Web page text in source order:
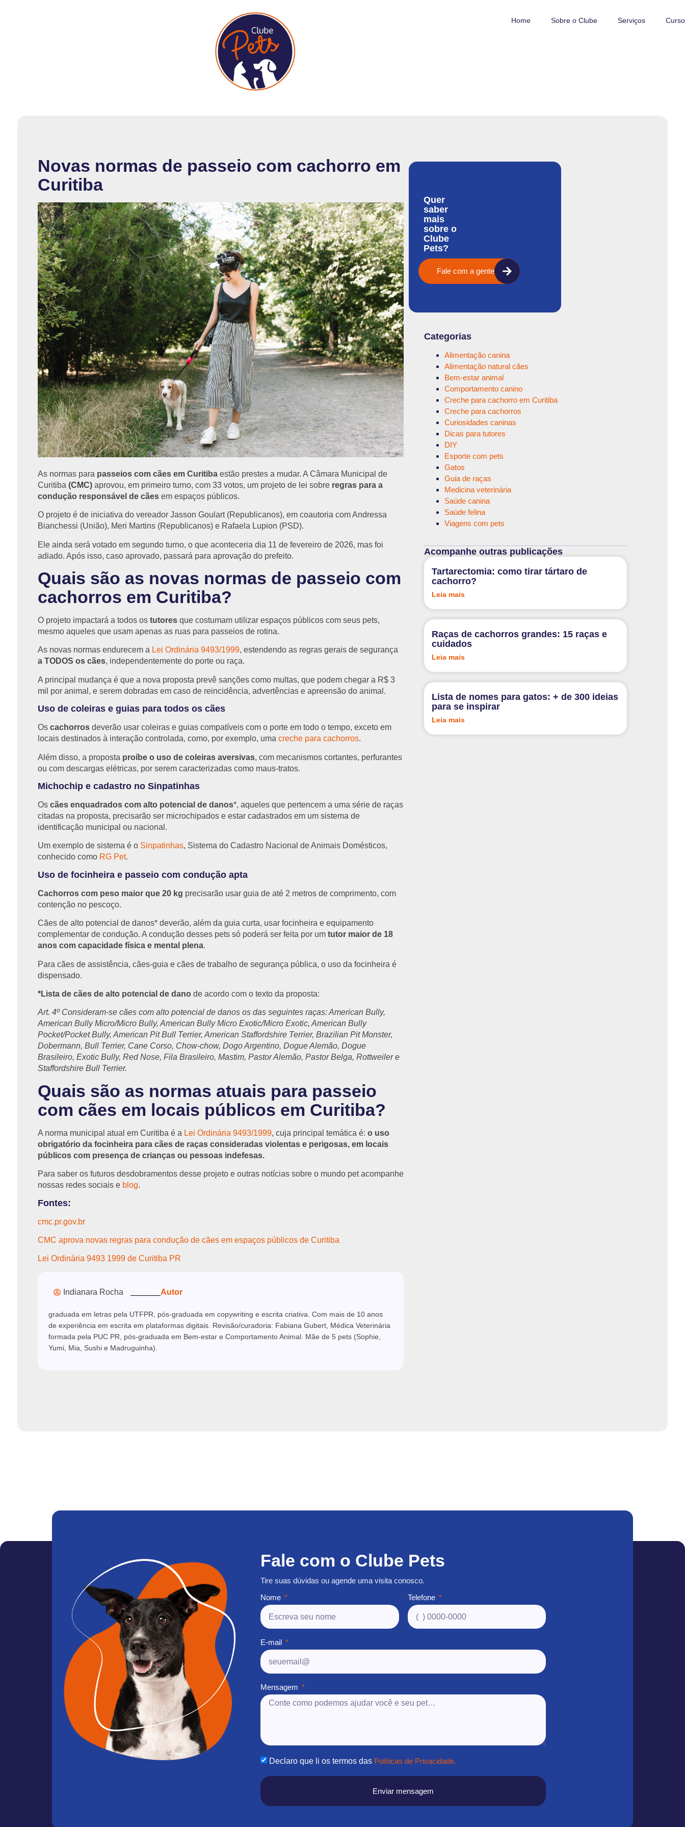
Home Sobre o Clube Serviços
Novas normas de passeio com cachorro em
Curitiba
As normas para passeios com cães em Curitibaestão prestes a mudar. A Câmara Municipal de
Curitiba (CMC)aprovou, em primeiro turno, com 33 votos, um projeto de lei sobre regras para a
condução responsável de cãesem espaços públicos.
O projeto é de iniciativa do vereador Jasson Goulart (Republicanos), em coautoria com Andressa
Bianchessi (União), Meri Martins (Republicanos) e Rafaela Lupion (PSD).
Ele ainda será votado em segundo turno, o que aconteceria dia 11 de fevereiro de 2026, mas foi
adiado. Após isso, caso aprovado, passará para aprovação do prefeito.
Quais são as novas normas de passeio com
cachorros em Curitiba?
O projeto impactará a todos ostutoresque costumam utilizar espaços públicos com seus pets,
mesmo aqueles que usam apenas as ruas para passeios de rotina.
As novas normas endurecem a Lei Ordinária 9493/1999, estendendo as regras gerais de segurança
a TODOS os cães, independentemente do porte ou raça.
A principal mudança é que a nova proposta prevê sanções como multas, que podem chegar a R$ 3
mil por animal, e serem dobradas em caso de reincidência, advertências e apreensão do animal.
Uso de coleiras e guias para todos os cães
Os cachorrosdeverão usar coleiras e guias compatíveis com o porte em todo o tempo, exceto em
locais destinados à interação controlada, como, por exemplo, uma creche para cachorros.
Além disso, a proposta proíbe o uso de coleiras aversivas, com mecanismos cortantes, perfurantes
ou com descargas elétricas, por serem caracterizadas como maus-tratos.
Michochip e cadastro no Sinpatinhas
Os cães enquadrados com alto potencial de danos*, aqueles que pertencem a uma série de raças
citadas na proposta, precisarão ser microchipados e estar cadastrados em um sistema de
identificação municipal ou nacional.
Um exemplo de sistema é o Sinpatinhas, Sistema do Cadastro Nacional de Animais Domésticos,
conhecido como RG Pet.
Uso de focinheira e passeio com condução apta
Cachorros com peso maior que 20 kg precisarão usar guia de até 2 metros de comprimento, com
contenção no pescoço.
Cães de alto potencial de danos* deverão, além da guia curta, usar focinheira e equipamento
complementar de condução. A condução desses pets só poderá ser feita por um tutor maior de 18
anos com capacidade física e mental plena.
Para cães de assistência, cães-guia e cães de trabalho de segurança pública, o uso da focinheira é
dispensado.
*Lista de cães de alto potencial de danode acordo com o texto da proposta:
Art. 4º Consideram-se cães com alto potencial de danos os das seguintes raças: American Bully,
American Bully Micro/Micro Bully, American Bully Micro Exotic/Micro Exotic, American Bully
Pocket/Pocket Bully, American Pit Bull Terrier, American Staffordshire Terrier, Brazilian Pit Monster,
Dobermann, Bull Terrier, Cane Corso, Chow-chow, Dogo Argentino, Dogue Alemão, Dogue
Brasileiro, Exotic Bully, Red Nose, Fila Brasileiro, Mastim, Pastor Alemão, Pastor Belga, Rottweiler e
Staffordshire Bull Terrier.
Quais são as normas atuais para passeio
com cães em locais públicos em Curitiba?
A norma municipal atual em Curitiba é a Lei Ordinária 9493/1999, cuja principal temática é: o uso
obrigatório da focinheira para cães de raças consideradas violentas e perigosas, em locais
públicos com presença de crianças ou pessoas indefesas.
Para saber os futuros desdobramentos desse projeto e outras notícias sobre o mundo pet acompanhe
nossas redes sociais e blog.
Fontes:
cmc.pr.gov.br
CMC aprova novas regras para condução de cães em espaços públicos de Curitiba
Lei Ordinária 9493 1999 de Curitiba PR
Indianara Rocha Autor
graduada em letras pela UTFPR, pós-graduada em copywriting e escrita criativa. Com mais de 10 anos
de experiência em escrita em plataformas digitais. Revisão/curadoria: Fabiana Gubert, Médica Veterinária
formada pela PUC PR, pós-graduada em Bem-estar e Comportamento Animal. Mãe de 5 pets (Sophie,
Yumi, Mia, Sushi e Madruguinha).
Quer
saber
mais
sobre o
Clube
Pets?
Fale com a gente
Categorias
Alimentação canina
Alimentação natural cães
Bem-estar animal
Comportamento canino
Creche para cachorro em Curitiba
Creche para cachorros
Curiosidades caninas
Dicas para tutores
DIY
Esporte com pets
Gatos
Guia de raças
Medicina veterinária
Saúde canina
Saúde felina
Viagens com pets
Acompanhe outras publicações
Tartarectomia: como tirar tártaro de
cachorro?
Leia mais
Raças de cachorros grandes: 15 raças e
cuidados
Leia mais
Lista de nomes para gatos: + de 300 ideias
para se inspirar
Leia mais
Fale com o Clube Pets
Tire suas dúvidas ou agende uma visita conosco.
Nome
Telefone
E-mail
Mensagem
Declaro que li os termos das Políticas de Privacidade.
Enviar mensagem